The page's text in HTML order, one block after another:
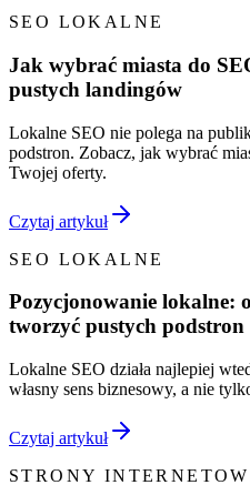
SEO LOKALNE
Jak wybrać miasta do
pustych landingów
Lokalne SEO nie polega na
podstron. Zobacz, jak wybrać
Twojej oferty.
Czytaj artykuł
SEO LOKALNE
Pozycjonowanie lokalne:
tworzyć pustych podstron
Lokalne SEO działa najlepiej
własny sens biznesowy, a nie
Czytaj artykuł
STRONY